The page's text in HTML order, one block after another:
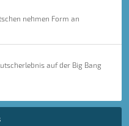
nehmen Form an
auf der Big Bang